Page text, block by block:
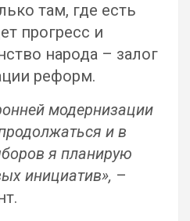
там, где есть
прогресс и
народа – залог
реформ.
модернизации
и в
я планирую
инициатив», –